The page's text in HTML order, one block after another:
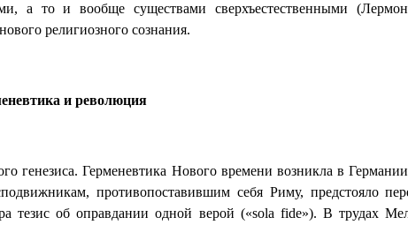
а то и вообще существами сверхъестественными
религиозного сознания.
и революция
генезиса. Герменевтика Нового времени возникла в
противопоставившим себя Риму, предстояло
тезис об оправдании одной верой («sola fide»). В трудах